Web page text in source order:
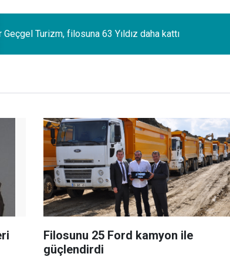
Geçgel Turizm, filosuna 63 Yıldız daha kattı
sektörünün acı kaybı; Cihan Yıldıran vefat etti
Filosunu 25 Ford kamyon ile
güçlendirdi